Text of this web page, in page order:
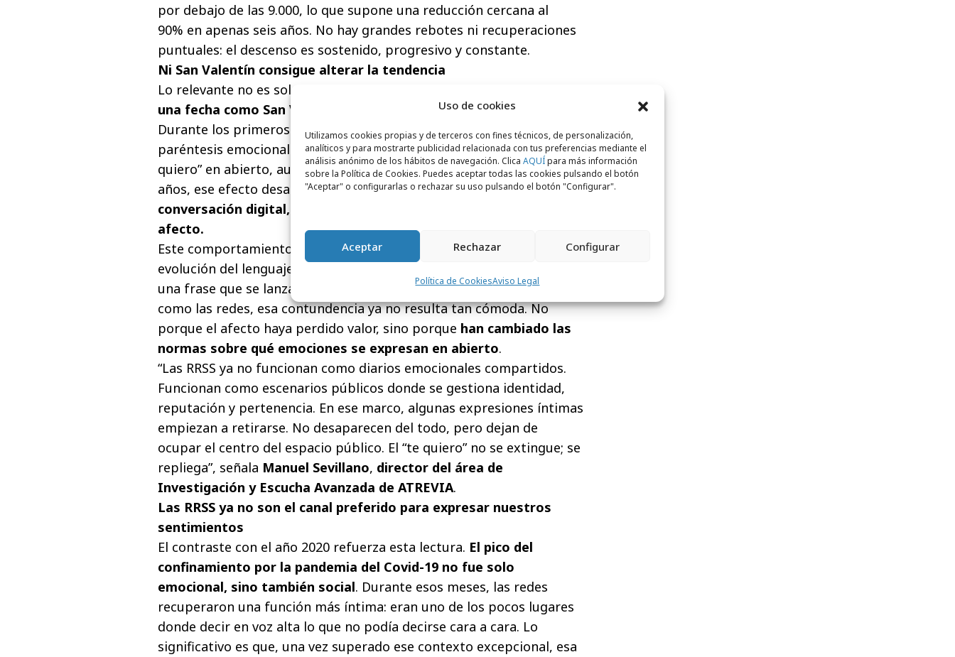
Uso de cookies
Utilizamos cookies propias y de terceros con fines técnicos, de personalización,
analíticos y para mostrarte publicidad relacionada con tus preferencias mediante el
análisis anónimo de los hábitos de navegación. Clica AQUÍpara más información
sobre la Política de Cookies. Puedes aceptar todas las cookies pulsando el botón
"Aceptar" o configurarlas o rechazar su uso pulsando el botón "Configurar".
Aceptar Rechazar Configurar
Política de CookiesAviso Legal
por debajo de las 9.000, lo que supone una reducción cercana al
90% en apenas seis años. No hay grandes rebotes ni recuperaciones
puntuales: el descenso es sostenido, progresivo y constante.
Ni San Valentín consigue alterar la tendencia
Lo relevante no es solo cuánto cae, sino cómo lo hace.
una fecha como San Valentín, consigue ya alterar la tendencia
Durante los primeros años, febrero funcionaba como una especie de
paréntesis emocional: el 14 de febrero seguía empujando a decir “te
quiero” en abierto, aunque fuera de forma puntual. En los últimos
años, ese efecto desaparece.La fecha sigue presente en la
conversación digital, pero ya no reactiva la declaración pública del
afecto.
Este comportamiento apunta a algo más profundo que una simple
evolución del lenguaje. Decir “te quiero” no admite medias tintas. Es
una frase que se lanza entera y queda escrita. En un espacio público
como las redes, esa contundencia ya no resulta tan cómoda. No
porque el afecto haya perdido valor, sino porque han cambiado las
normas sobre qué emociones se expresan en abierto.
“Las RRSS ya no funcionan como diarios emocionales compartidos.
Funcionan como escenarios públicos donde se gestiona identidad,
reputación y pertenencia. En ese marco, algunas expresiones íntimas
empiezan a retirarse. No desaparecen del todo, pero dejan de
ocupar el centro del espacio público. El “te quiero” no se extingue; se
repliega”, señala Manuel Sevillano, director del área de
Investigación y Escucha Avanzada de ATREVIA.
Las RRSS ya no son el canal preferido para expresar nuestros
sentimientos
El contraste con el año 2020 refuerza esta lectura. El pico del
confinamiento por la pandemia del Covid-19 no fue solo
emocional, sino también social. Durante esos meses, las redes
recuperaron una función más íntima: eran uno de los pocos lugares
donde decir en voz alta lo que no podía decirse cara a cara. Lo
significativo es que, una vez superado ese contexto excepcional, esa